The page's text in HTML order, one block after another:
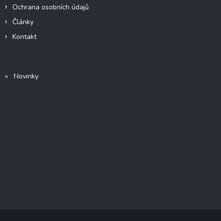
Ochrana osobních údajů
Články
Kontakt
» Novinky